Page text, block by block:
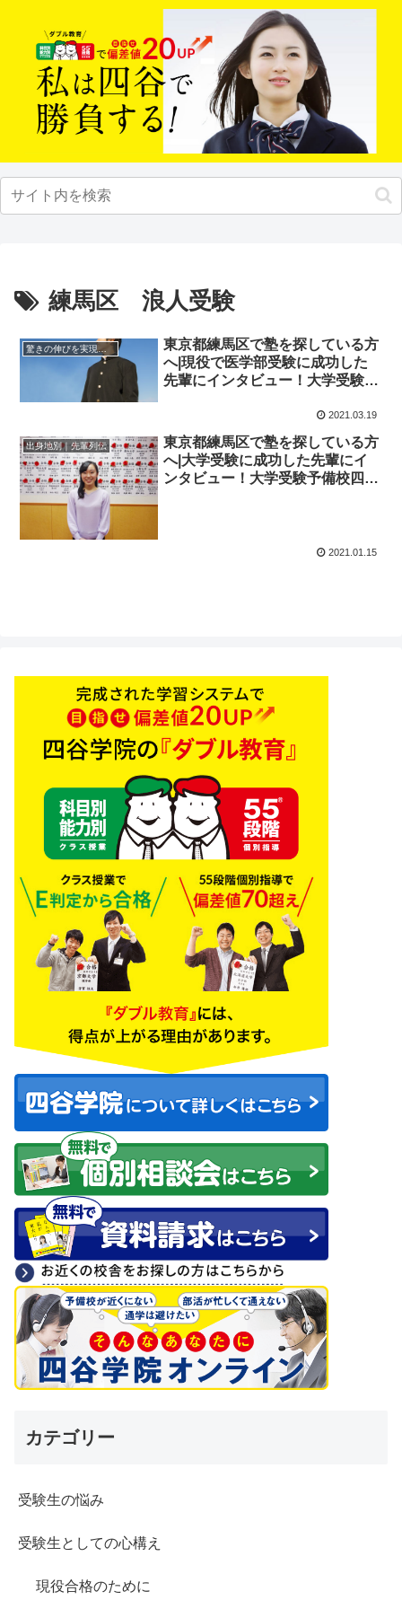
練馬区 浪人受験
驚きの伸びを実現｜先輩列伝
東京都練馬区で塾を探している方
へ|現役で医学部受験に成功した
先輩にインタビュー！大学受験予
2021.03.19
出身地別｜先輩列伝
東京都練馬区で塾を探している方
へ|大学受験に成功した先輩にイ
ンタビュー！大学受験予備校四谷
2021.01.15
カテゴリー
受験生の悩み
受験生としての心構え
現役合格のために